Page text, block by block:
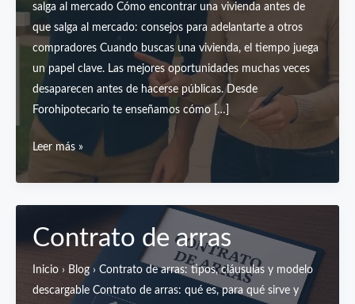
salga al mercado Cómo encontrar una vivienda antes de
que salga al mercado: consejos para adelantarte a otros
compradores Cuando buscas una vivienda, el tiempo juega
un papel clave. Las mejores oportunidades muchas veces
desaparecen antes de hacerse públicas. Desde
Forohipotecario te enseñamos cómo […]
Cómo
vivienda
antes
de
que
salga
Leer más »
Contrato de arras
Inicio › Blog › Contrato de arras: tipos, cláusulas y modelo
descargable Contrato de arras: qué es, para qué sirve y